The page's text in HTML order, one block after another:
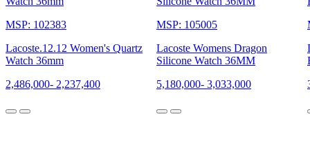
MSP: 102383
Lacoste.12.12 Women's Quartz
Watch 36mm
2,486,000- 2,237,400
MSP: 105005
Lacoste Womens Dragon
Silicone Watch 36MM
5,180,000- 3,033,000